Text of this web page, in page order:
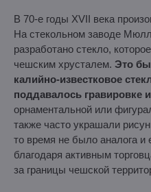
В 70-е годы XVII века
На стекольном заводе
разработано стекло,
чешским хрусталем. Это
калийно-известковое
поддавалось гравировке
орнаментальной или
также часто украшали
то время не было аналога и
благодаря активным
за границы чешской